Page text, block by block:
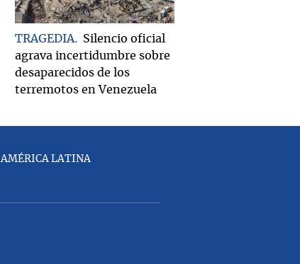
TRAGEDIA
Silencio oficial
agrava incertidumbre sobre
desaparecidos de los
terremotos en Venezuela
AMÉRICA LATINA